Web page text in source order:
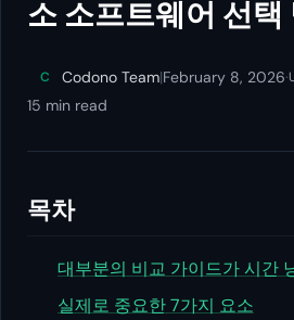
소 소프트웨어 선택
C Codono Team|February 8, 2026·
15 min read
목차
대부분의 비교 가이드가 시간
실제로 중요한 7가지 요소